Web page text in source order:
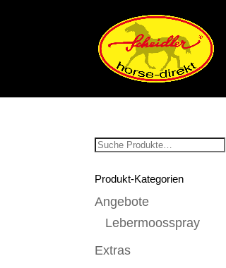
Suchen
Produkt-Kategorien
Angebote
Lebermoosspray
Extras